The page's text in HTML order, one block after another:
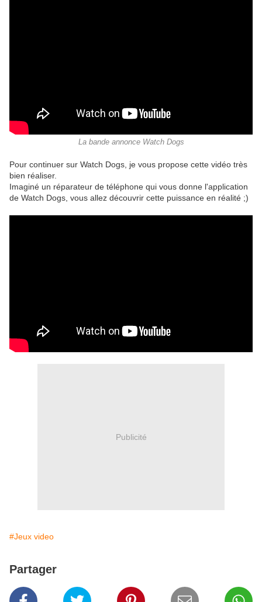
La bande annonce Watch Dogs
Pour continuer sur Watch Dogs, je vous propose cette vidéo très
bien réaliser.
Imaginé un réparateur de téléphone qui vous donne l'application
de Watch Dogs, vous allez découvrir cette puissance en réalité ;)
Publicité
#Jeux video
Partager